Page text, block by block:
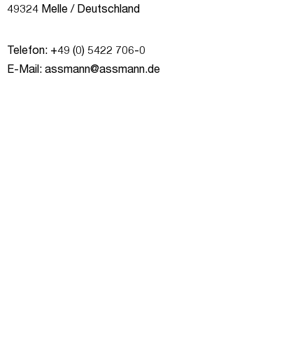
49324 Melle / Deutschland
Telefon: +49 (0) 5422 706-0
E-Mail: assmann@assmann.de